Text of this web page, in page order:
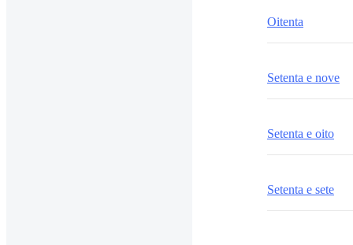
Oitenta
Setenta e nove
Setenta e oito
Setenta e sete